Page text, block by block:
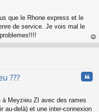
que le Rhone express et le
de service. Je vois mal le
au
???
à Meyzieu ZI avec des rames
au-delà) et une inter-connexion